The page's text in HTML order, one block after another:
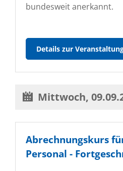
bundesweit anerkannt.
Details zur
Mittwoch,
Abrechnungskurs
Personal -